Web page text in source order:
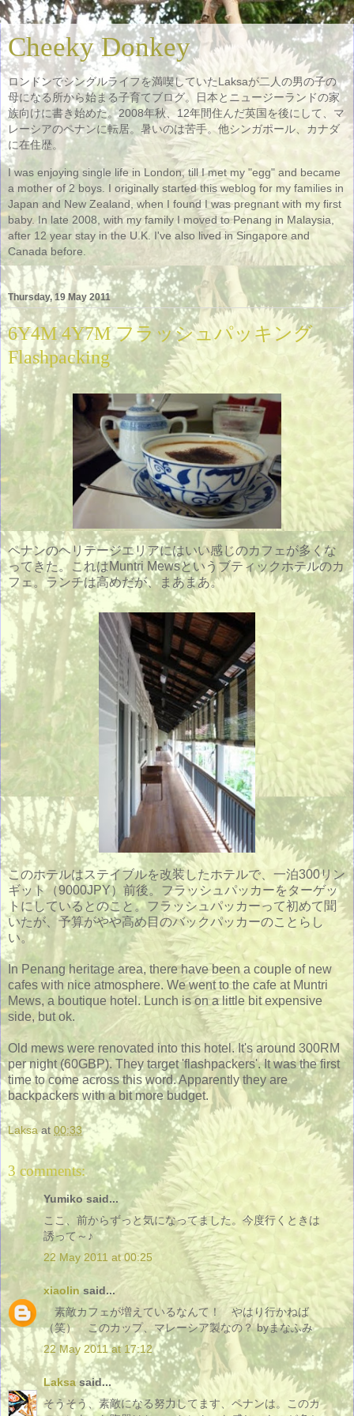
Cheeky Donkey
ロンドンでシングルライフを満喫していたLaksaが二人の男の子の
母になる所から始まる子育てブログ。日本とニュージーランドの家
族向けに書き始めた。2008年秋、12年間住んだ英国を後にして、マ
レーシアのペナンに転居。暑いのは苦手。他シンガポール、カナダ
に在住歴。
I was enjoying single life in London, till I met my "egg" and became
a mother of 2 boys. I originally started this weblog for my families in
Japan and New Zealand, when I found I was pregnant with my first
baby. In late 2008, with my family I moved to Penang in Malaysia,
after 12 year stay in the U.K. I've also lived in Singapore and
Canada before.
Thursday, 19 May 2011
6Y4M 4Y7M フラッシュパッキング
Flashpacking
ペナンのヘリテージエリアにはいい感じのカフェが多くな
ってきた。これはMuntri Mewsというブティックホテルのカ
フェ。ランチは高めだが、まあまあ。
このホテルはステイブルを改装したホテルで、一泊300リン
ギット（9000JPY）前後。フラッシュパッカーをターゲッ
トにしているとのこと。フラッシュパッカーって初めて聞
いたが、予算がやや高め目のバックパッカーのことらし
い。
In Penang heritage area, there have been a couple of new
cafes with nice atmosphere. We went to the cafe at Muntri
Mews, a boutique hotel. Lunch is on a little bit expensive
side, but ok.
Old mews were renovated into this hotel. It's around 300RM
per night (60GBP). They target 'flashpackers'. It was the first
time to come across this word. Apparently they are
backpackers with a bit more budget.
Laksa at 00:33
3 comments:
Yumiko said...
ここ、前からずっと気になってました。今度行くときは
誘って～♪
22 May 2011 at 00:25
xiaolin said...
素敵カフェが増えているなんて！ やはり行かねば
（笑） このカップ、マレーシア製なの？ byまなふみ
22 May 2011 at 17:12
Laksasaid...
そうそう、素敵になる努力してます、ペナンは。このカ